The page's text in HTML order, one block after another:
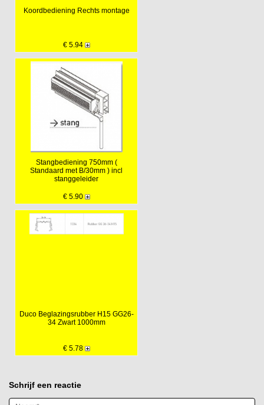
Koordbediening Rechts montage
€ 5.94
Stangbediening 750mm (
Standaard met B/30mm ) incl
stanggeleider
€ 5.90
Duco Beglazingsrubber H15 GG26-
34 Zwart 1000mm
€ 5.78
Schrijf een reactie